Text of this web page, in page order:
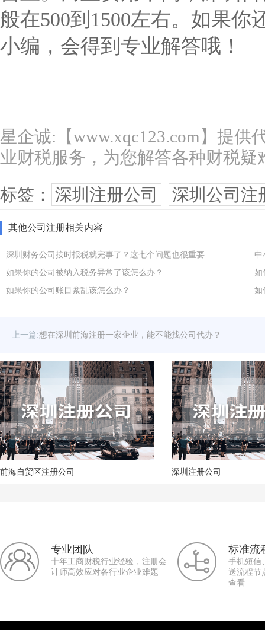
般在500到1500左右。如果
小编，会得到专业解答哦！
星企诚:【www.xqc123.com】提供
业财税服务，为您解答各种财税疑
标签： 深圳注册公司 深圳公司注
其他公司注册相关内容
深圳财务公司按时报税就完事了？这七个问题也很重要
如果你的公司被纳入税务异常了该怎么办？
如果你的公司账目紊乱该怎么办？
中
如
如
上一篇:想在深圳前海注册一家企业，能不能找公司代办？
前海自贸区注册公司 深圳注册公司
专业团队
十年工商财税行业经验，注册会
计师高效应对各行业企业难题
标准流
手机短信
送流程节
查看